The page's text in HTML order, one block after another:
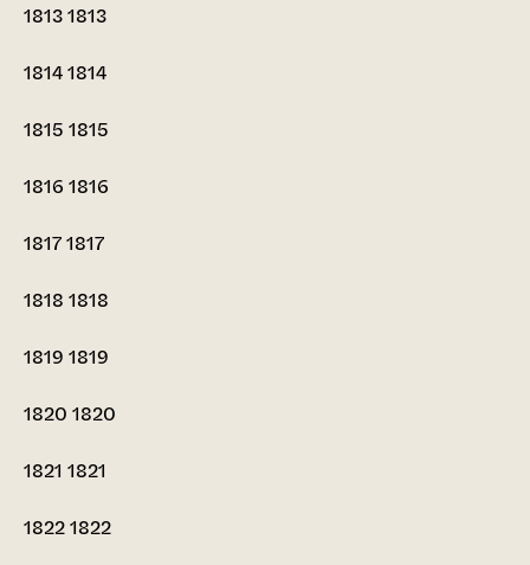
18131813
18141814
1815 1815
1816 1816
18171817
1818 1818
1819 1819
1820 1820
1821 1821
18221822